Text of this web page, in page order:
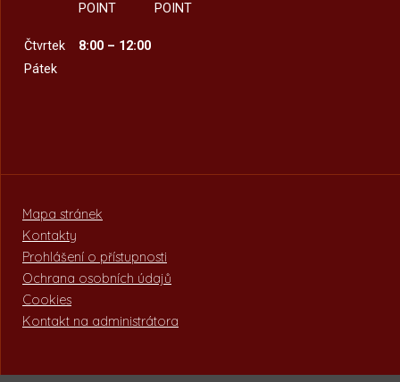
POINT
POINT
Čtvrtek
8:00 – 12:00
Pátek
Mapa stránek
Kontakty
Prohlášení o přístupnosti
Ochrana osobních údajů
Cookies
Kontakt na administrátora